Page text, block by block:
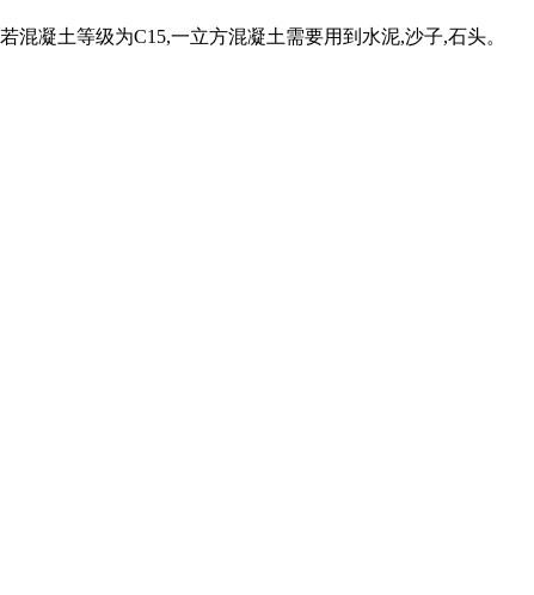
凝土等级为C15,一立方混凝土需要用到水泥,沙子,石头。